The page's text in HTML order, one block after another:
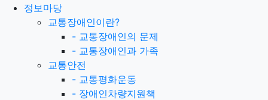
정보마당
교통장애인이란?
- 교통장애인의 문제
- 교통장애인과 가족
교통안전
- 교통평화운동
- 장애인차량지원책